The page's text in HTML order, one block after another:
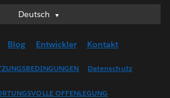
Deutsch
Deutsch
English (US)
Français (France)
Blog Entwickler Kontakt
Datenschutz
OFFENLEGUNG